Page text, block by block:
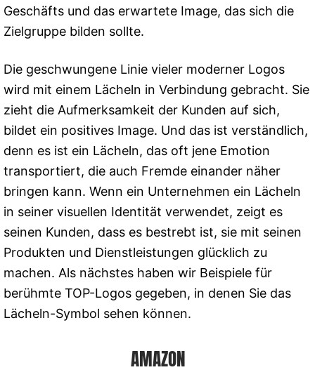
Geschäfts und das erwartete Image, das sich die
Zielgruppe bilden sollte.
Die geschwungene Linie vieler moderner Logos
wird mit einem Lächeln in Verbindung gebracht. Sie
zieht die Aufmerksamkeit der Kunden auf sich,
bildet ein positives Image. Und das ist verständlich,
denn es ist ein Lächeln, das oft jene Emotion
transportiert, die auch Fremde einander näher
bringen kann. Wenn ein Unternehmen ein Lächeln
in seiner visuellen Identität verwendet, zeigt es
seinen Kunden, dass es bestrebt ist, sie mit seinen
Produkten und Dienstleistungen glücklich zu
machen. Als nächstes haben wir Beispiele für
berühmte TOP-Logos gegeben, in denen Sie das
Lächeln-Symbol sehen können.
AMAZON